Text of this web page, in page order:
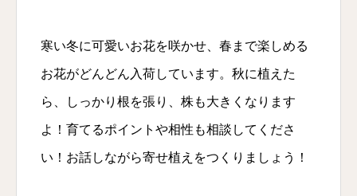
寒い冬に可愛いお花を咲かせ、春まで楽しめる
お花がどんどん入荷しています。秋に植えた
ら、しっかり根を張り、株も大きくなります
よ！育てるポイントや相性も相談してくださ
い！お話しながら寄せ植えをつくりましょう！